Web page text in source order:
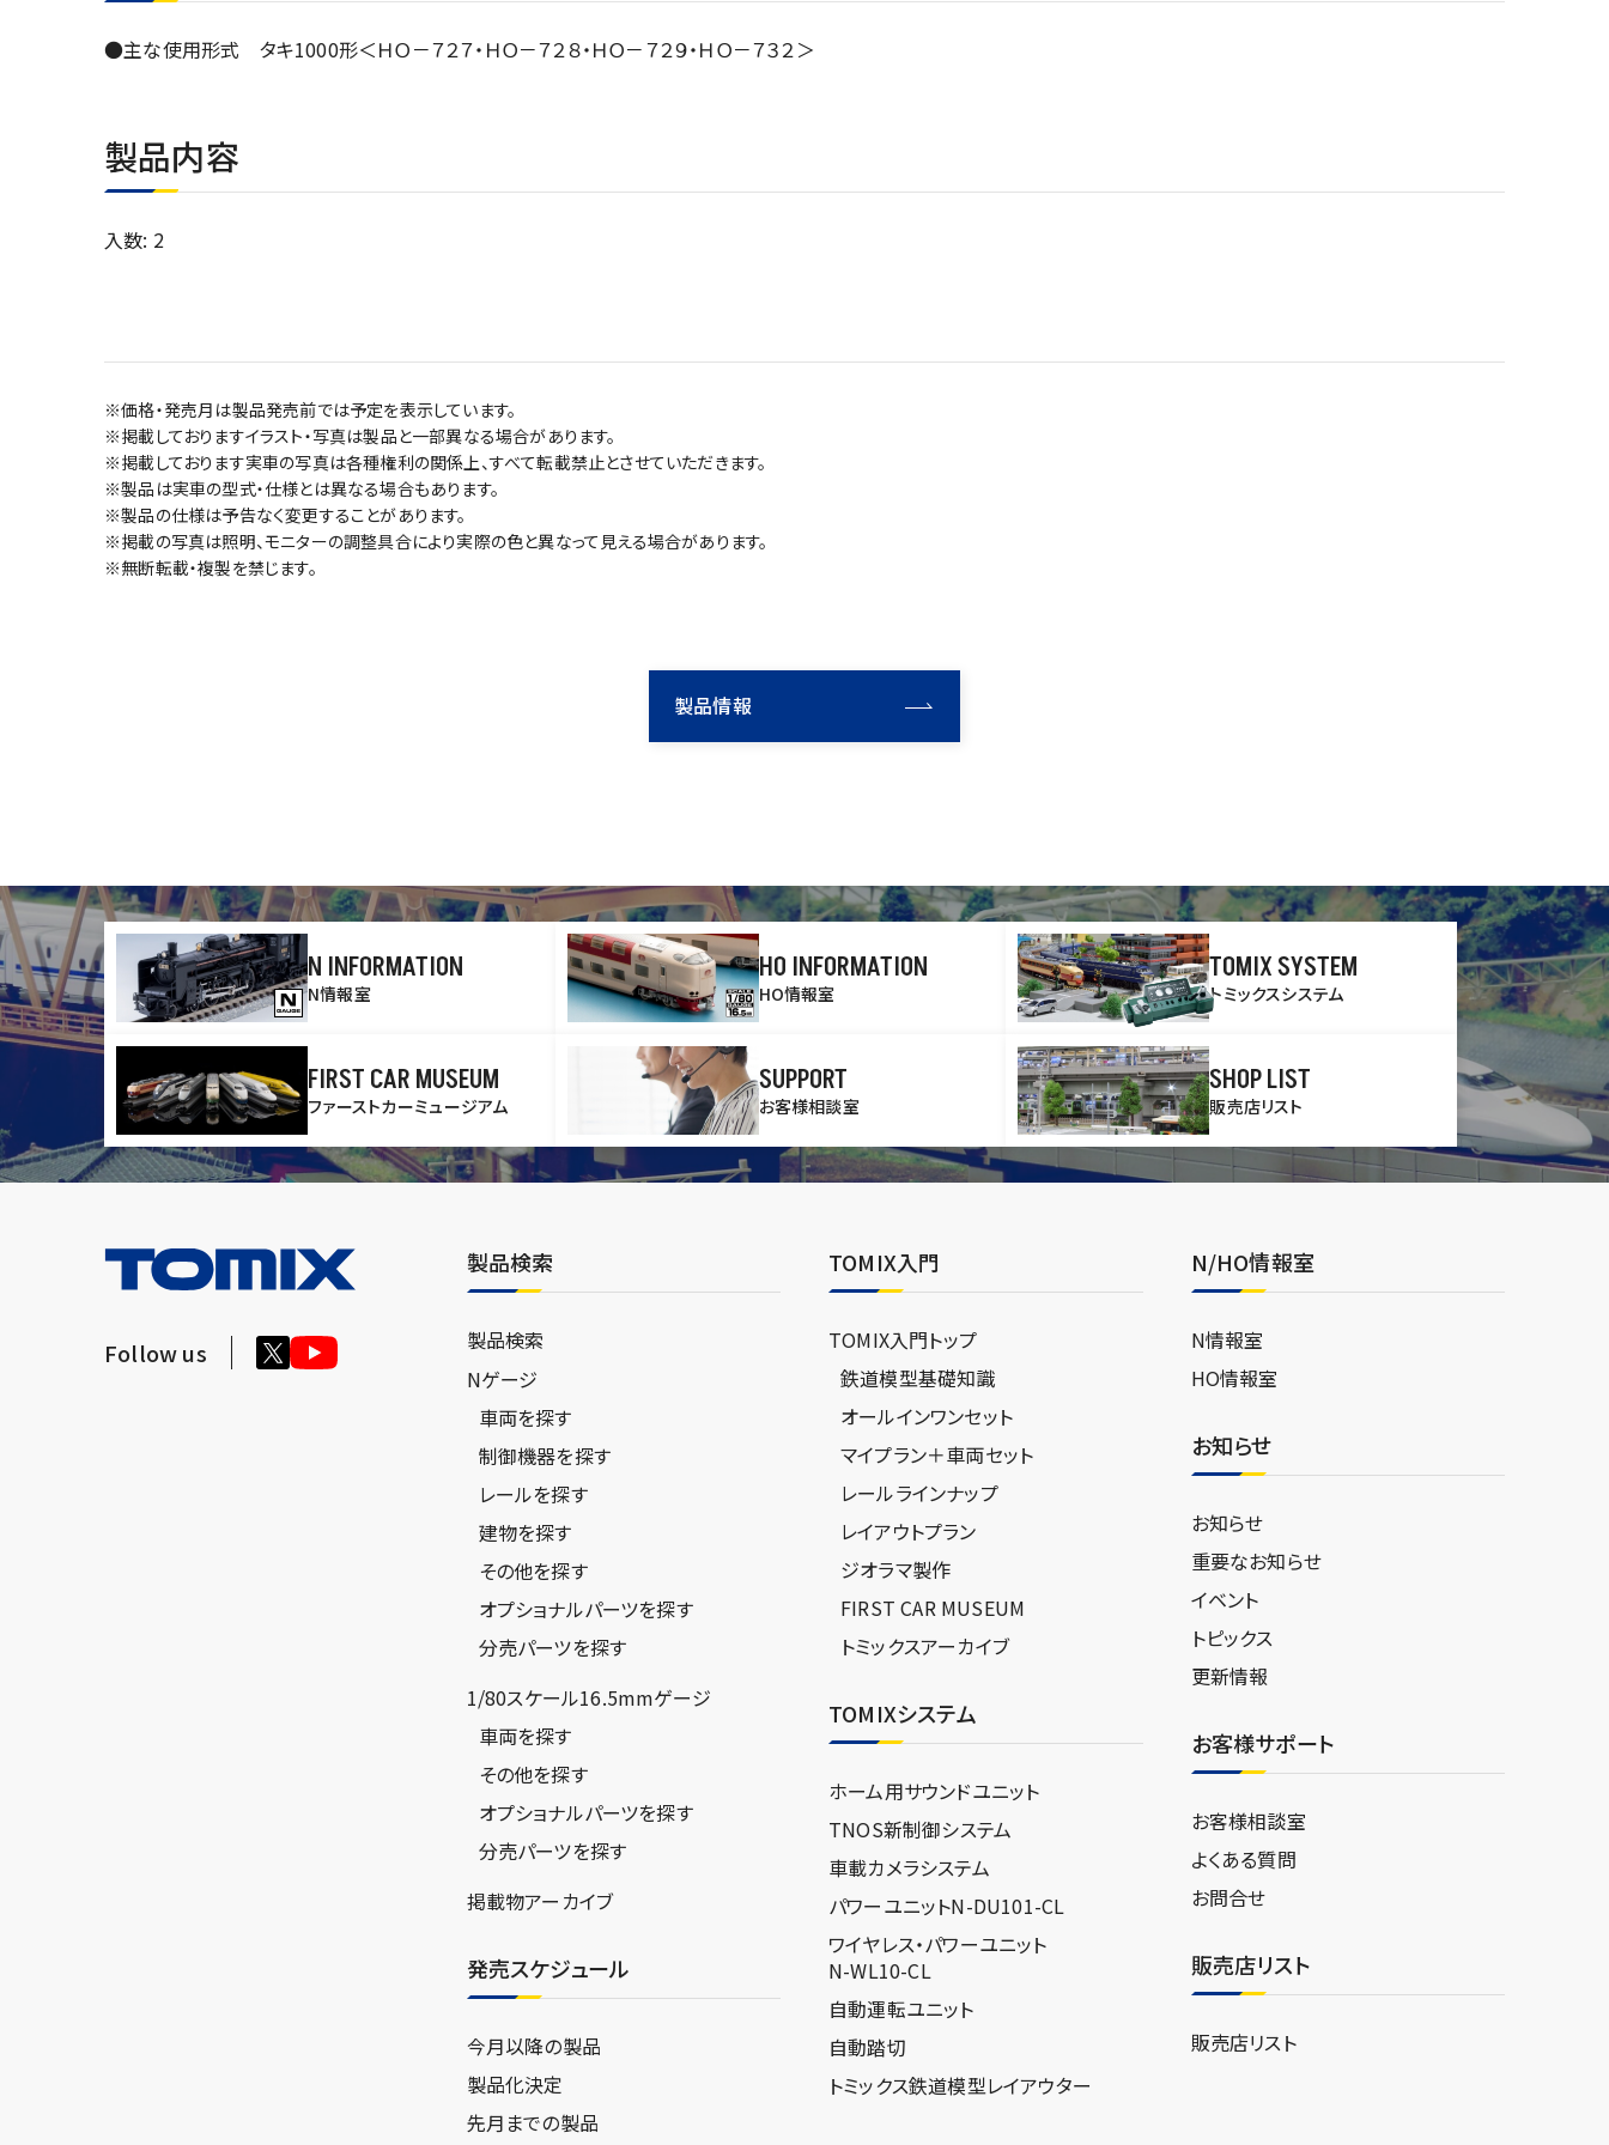
●主な使用形式 タキ1000形＜ＨＯ－７２７・ＨＯ－７２８・ＨＯ－７２９・ＨＯ－７３２＞
製品内容
入数: 2
※価格・発売月は製品発売前では予定を表示しています。
※掲載しておりますイラスト・写真は製品と一部異なる場合があります。
※掲載しております実車の写真は各種権利の関係上、すべて転載禁止とさせていただきます。
※製品は実車の型式・仕様とは異なる場合もあります。
※製品の仕様は予告なく変更することがあります。
※掲載の写真は照明、モニターの調整具合により実際の色と異なって見える場合があります。
※無断転載・複製を禁じます。
製品情報
N INFORMATION
N情報室
HO INFORMATION
HO情報室
TOMIX SYSTEM
トミックスシステム
FIRST CAR MUSEUM
ファーストカーミュージアム
SUPPORT
お客様相談室
SHOP LIST
販売店リスト
Follow us
製品検索
製品検索
Nゲージ
車両を探す
制御機器を探す
レールを探す
建物を探す
その他を探す
オプショナルパーツを探す
分売パーツを探す
1/80スケール16.5mmゲージ
車両を探す
その他を探す
オプショナルパーツを探す
分売パーツを探す
掲載物アーカイブ
発売スケジュール
今月以降の製品
製品化決定
先月までの製品
TOMIX入門
TOMIX入門トップ
鉄道模型基礎知識
オールインワンセット
マイプラン＋車両セット
レールラインナップ
レイアウトプラン
ジオラマ製作
FIRST CAR MUSEUM
トミックスアーカイブ
TOMIXシステム
ホーム用サウンドユニット
TNOS新制御システム
車載カメラシステム
パワーユニットN-DU101-CL
ワイヤレス・パワーユニット
N-WL10-CL
自動運転ユニット
自動踏切
トミックス鉄道模型レイアウター
N/HO情報室
N情報室
HO情報室
お知らせ
お知らせ
重要なお知らせ
イベント
トピックス
更新情報
お客様サポート
お客様相談室
よくある質問
お問合せ
販売店リスト
販売店リスト